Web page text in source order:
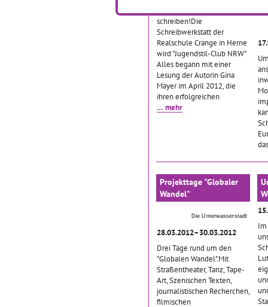
schreiben!Die
Schreibwerkstatt der
Realschule Crange in Herne
wird "Jugendstil-Club NRW"
Alles begann mit einer
Lesung der Autorin Gina
Mayer im April 2012, die
ihren erfolgreichen
… mehr
Projekttage "Globaler
Wandel"
Die Unterwasserstadt
28.03.2012–30.03.2012
Drei Tage rund um den
"Globalen Wandel".Mit
Straßentheater, Tanz, Tape-
Art, Szenischen Texten,
journalistischen Recherchen,
filmischen
Im